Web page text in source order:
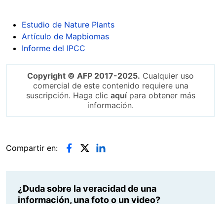
Estudio de Nature Plants
Artículo de Mapbiomas
Informe del IPCC
Copyright © AFP 2017-2025. Cualquier uso
comercial de este contenido requiere una
suscripción. Haga clic aquípara obtener más
información.
Compartir en:
¿Duda sobre la veracidad de una
información, una foto o un video?